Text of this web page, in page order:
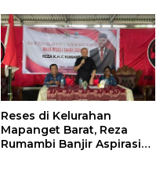
Reses di Kelurahan
Mapanget Barat, Reza
Rumambi Banjir Aspirasi